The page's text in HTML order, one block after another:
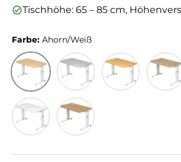
Tischhöhe: 65 – 85 cm,
Farbe: Ahorn/Weiß
Ahorn/WeißGrau/Weiß